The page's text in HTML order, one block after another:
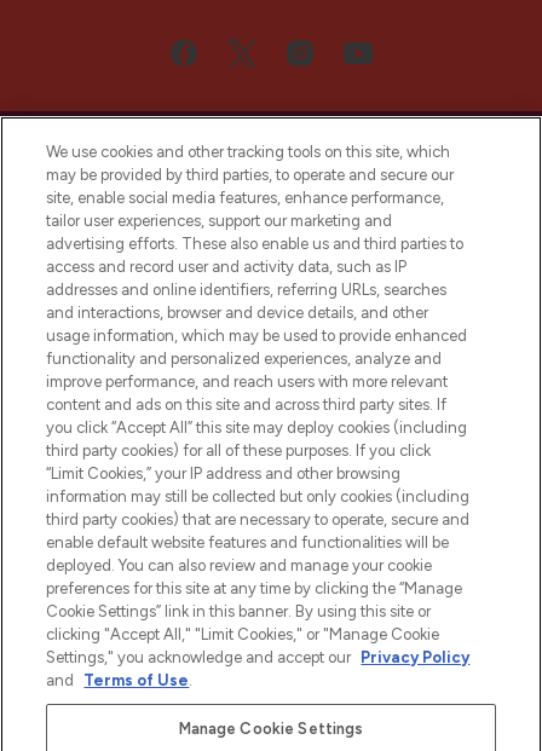
Bądź pierwszą osobą, która dowie się o
najnowszych produktach, od niszowych i
uznanych marek, sezonowych trendach i
otrzyma ekskluzywne artykuły redakcyjne
z Sunday Supplement.
Zgoda na pliki cookie
Do Not Sell or Share My Personal
Information
POMOC & INFORMACJE
WAŻNE INFORMACJE
O LOOKFANTASTIC
We use cookies and other tracking tools on this site, which
may be provided by third parties, to operate and secure our
site, enable social media features, enhance performance,
tailor user experiences, support our marketing and
advertising efforts. These also enable us and third parties to
access and record user and activity data, such as IP
addresses and online identifiers, referring URLs, searches
and interactions, browser and device details, and other
usage information, which may be used to provide enhanced
functionality and personalized experiences, analyze and
improve performance, and reach users with more relevant
content and ads on this site and across third party sites. If
you click “Accept All” this site may deploy cookies (including
third party cookies) for all of these purposes. If you click
“Limit Cookies,” your IP address and other browsing
information may still be collected but only cookies (including
third party cookies) that are necessary to operate, secure and
enable default website features and functionalities will be
deployed. You can also review and manage your cookie
preferences for this site at any time by clicking the “Manage
Cookie Settings” link in this banner. By using this site or
clicking "Accept All," "Limit Cookies," or "Manage Cookie
Settings," you acknowledge and accept our Privacy Policy
and
Terms of Use.
Manage Cookie Settings